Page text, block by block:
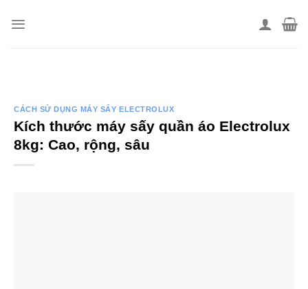
CÁCH SỬ DỤNG MÁY SẤY ELECTROLUX
Kích thước máy sấy quần áo Electrolux
8kg: Cao, rộng, sâu